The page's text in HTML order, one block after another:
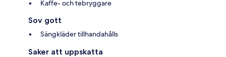
Kaffe- och tebryggare
Sov gott
Sängkläder tillhandahålls
Saker att uppskatta